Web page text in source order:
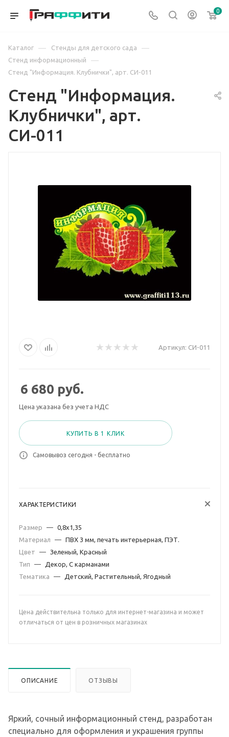
0
Каталог — Стенды для детского сада —
Стенд информационный —
Стенд "Информация. Клубнички", арт. СИ-011
Стенд "Информация.
Клубнички", арт.
СИ-011
Артикул: СИ-011
6 680 руб.
Цена указана без учета НДС
КУПИТЬ В 1 КЛИК
Самовывоз сегодня - бесплатно
ХАРАКТЕРИСТИКИ
Размер — 0,8х1,35
Материал
— ПВХ 3 мм, печать интерьерная, ПЭТ.
Цвет
— Зеленый, Красный
Тип
—
Декор, С карманами
Тематика
— Детский, Растительный, Ягодный
Цена действительна только для интернет-магазина и может
отличаться от цен в розничных магазинах
ОПИСАНИЕ ОТЗЫВЫ
Яркий, сочный информационный стенд, разработан
специально для оформления и украшения группы